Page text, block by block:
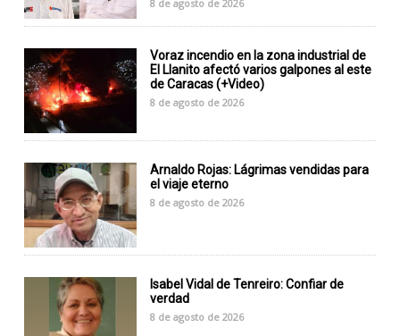
8 de agosto de 2026
Voraz incendio en la zona industrial de
El Llanito afectó varios galpones al este
de Caracas (+Video)
8 de agosto de 2026
Arnaldo Rojas: Lágrimas vendidas para
el viaje eterno
8 de agosto de 2026
Isabel Vidal de Tenreiro: Confiar de
verdad
8 de agosto de 2026